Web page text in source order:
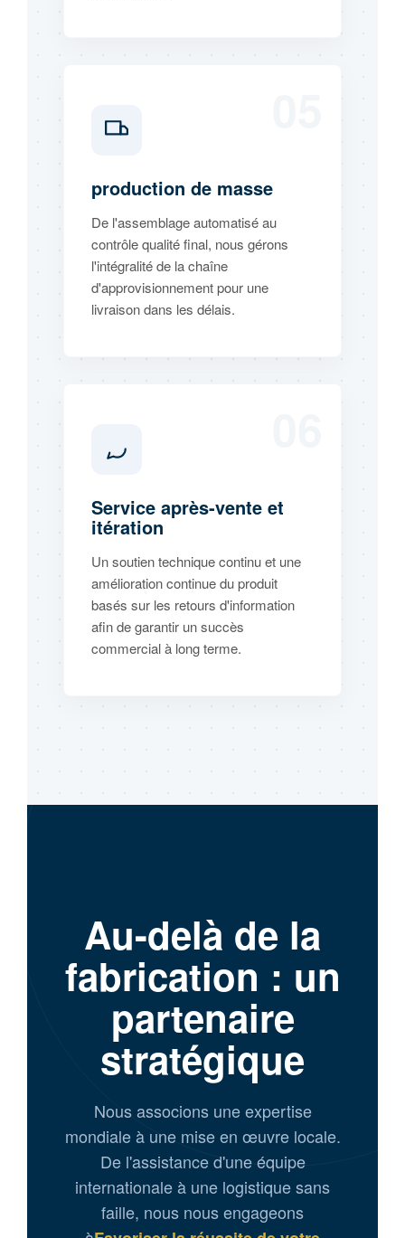
production de masse
De l'assemblage automatisé au
contrôle qualité final, nous gérons
l'intégralité de la chaîne
d'approvisionnement pour une
livraison dans les délais.
Service après-vente et
itération
Un soutien technique continu et une
amélioration continue du produit
basés sur les retours d'information
afin de garantir un succès
commercial à long terme.
Au-delà de la
fabrication : un
partenaire
stratégique
Nous associons une expertise
mondiale à une mise en œuvre locale.
De l'assistance d'une équipe
internationale à une logistique sans
faille, nous nous engageons